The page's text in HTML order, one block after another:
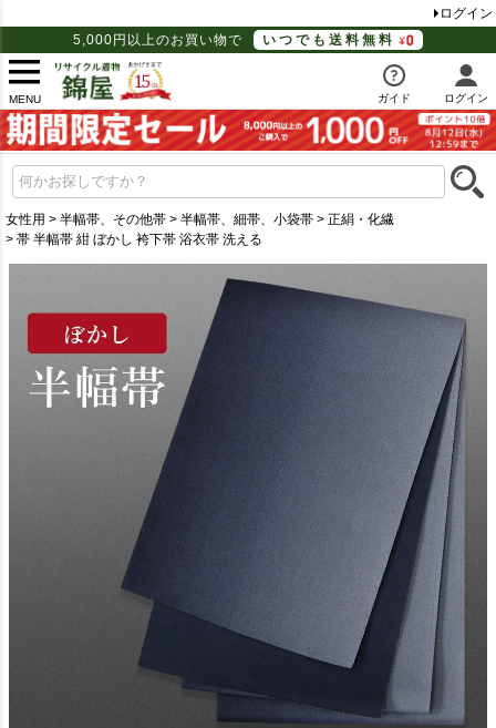
ログイン
5,000円以上のお買い物で
いつでも送料無料
MENU ガイド ログイン
女性用 半幅帯、その他帯 半幅帯、細帯、小袋帯
正絹・化繊
帯 半幅帯 紺 ぼかし 袴下帯 浴衣帯 洗える